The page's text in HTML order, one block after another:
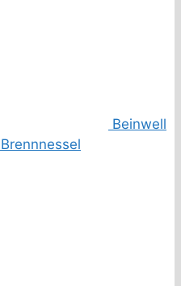
Beinwell